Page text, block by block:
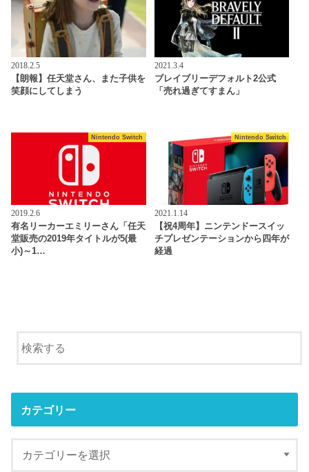
2018.2.5
【朗報】任天堂さん、また子供を
笑顔にしてしまう
2021.3.4
ブレイブリーデフォルト2公式
「売れ過ぎてすまん」
Nintendo Switch
2019.2.6
有名リーカーエミリーさん「任天
堂販売の2019年タイトルが5(最
小)～1…
Nintendo Switch
2021.1.14
【祝4周年】ニンテンドースイッ
チプレゼンテーションから四年が
経過
カテゴリー